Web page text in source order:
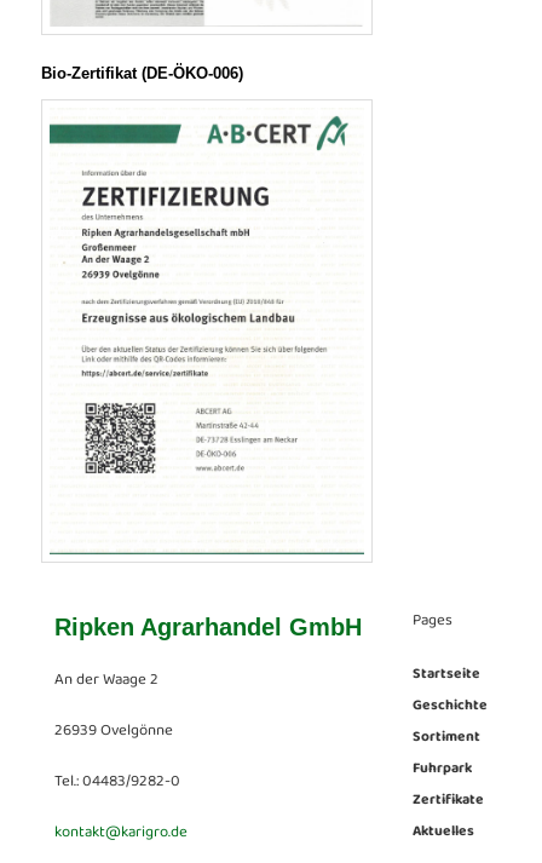
Bio-Zertifikat (DE-ÖKO-006)
Ripken Agrarhandel GmbH
An der Waage 2
26939 Ovelgönne
Tel.: 04483/9282-0
kontakt@karigro.de
Pages
Startseite
Geschichte
Sortiment
Fuhrpark
Zertifikate
Aktuelles